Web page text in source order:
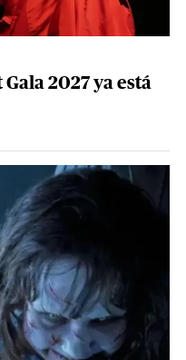
2027 ya está